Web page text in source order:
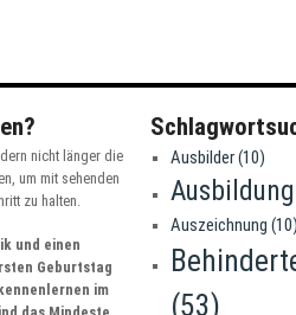
nicht länger die
um mit sehenden
zu halten.
und einen
Geburtstag
im
Ausbilder(10)
Ausbildung
Auszeichnung (10)
(53)